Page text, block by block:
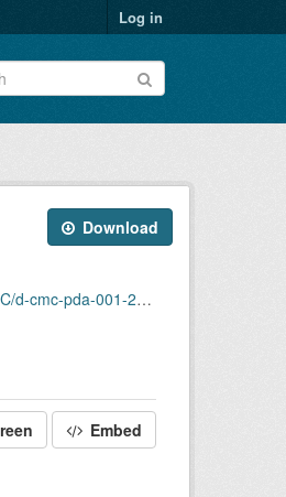
Log in
Download
001-202108.csv
Embed